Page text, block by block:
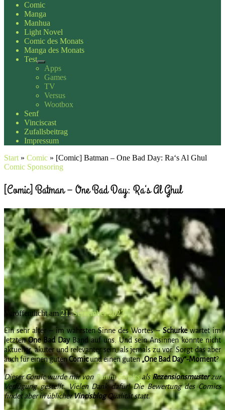
Comic
Manga
Manhua
Light Novel
Comic des Monats
Manga des Monats
Test
Apps
Games
TV
Versus
Wootbox
Senf
Vinciscast
Zufallsbeitrag
Impressum
Start » Comic » [Comic] Batman – One Bad Day: Ra‘s Al Ghul
Comic Sponsoring
[Comic] Batman – One Bad Day: Ra‘s Al Ghul
Veröffentlicht am 21. September 2023
Ein sehr alter – im wahrsten Sinne des Wortes –Schurkewartet im
letztenOne Bad DayBand auf uns. Und sein Ansinnen könnte nicht
aktueller, akuter und relevanter sein, als jemals zu vor. Sorgt das aber
auch für einen gutenComicund einen guten„One Bad Day“-Moment?
Dieser Comic wurde mir von Panini ComicsalsRezensionsmusterzur
Verfügung gestellt. Vielen Dank dafür! Die Bewertung des Comics
findet aber in üblicherVincisblogQualität statt.